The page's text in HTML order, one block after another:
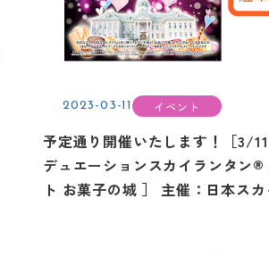
2023-03-11 イベント
予定通り開催いたします！［3/
デュエーションスカイランタン
ト お菓子の城 ］ 主催：日本ス